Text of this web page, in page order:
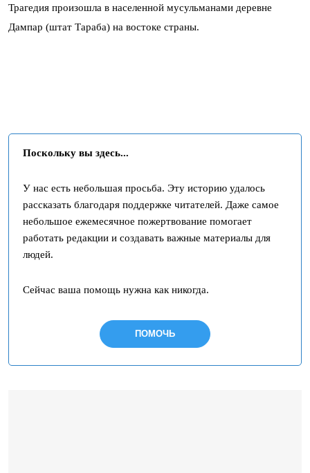
Трагедия произошла в населенной мусульманами деревне
Дампар (штат Тараба) на востоке страны.
Поскольку вы здесь...
У нас есть небольшая просьба. Эту историю удалось
рассказать благодаря поддержке читателей. Даже самое
небольшое ежемесячное пожертвование помогает
работать редакции и создавать важные материалы для
людей.
Сейчас ваша помощь нужна как никогда.
ПОМОЧЬ